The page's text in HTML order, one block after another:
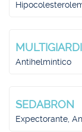
Antihelmíntico
SEDABRON
Expectorante,